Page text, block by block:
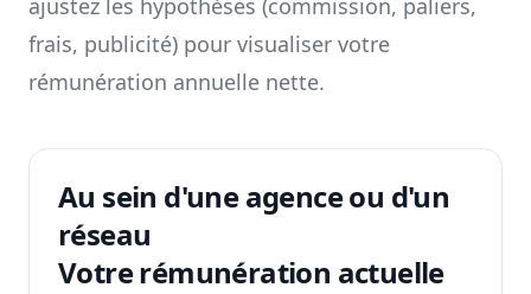
ajustez les hypothèses (commission, paliers,
frais, publicité) pour visualiser votre
rémunération annuelle nette.
Au sein d'une agence ou d'un
réseau
Votre rémunération actuelle